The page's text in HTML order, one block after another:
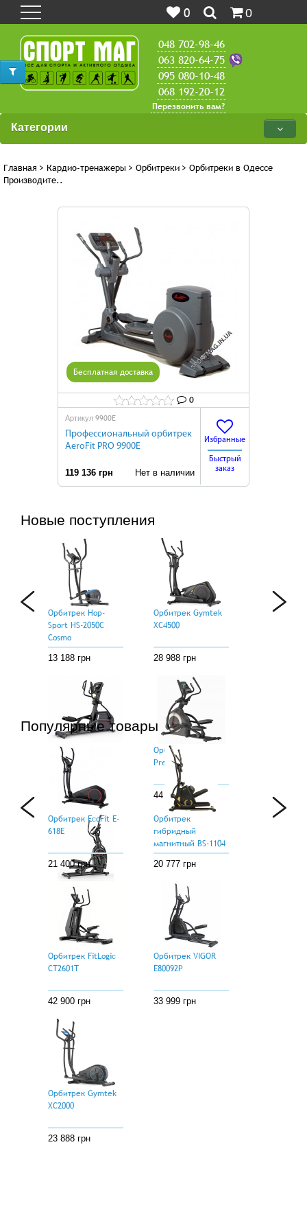
0 0
048 702-98-46
063 820-64-75
095 080-10-48
068 192-20-12
Перезвонить вам?
Категории
Главная > Кардио-тренажеры > Орбитреки > Орбитреки в Одессе
Производите..
0
Бесплатная доставка
Артикул 9900E
Профессиональный орбитрек
AeroFit PRO 9900E
119 136 грн Нет в наличии
Избранные
Быстрый
заказ
Новые поступления
Орбитрек Hop-
Sport HS-2050C
Cosmo
13 188 грн
Орбитрек Gymtek
XC4500
28 988 грн
Орбитрек VIGOR
E17-V2
98 999 грн
Орбитрек VIGOR
Premium V4.0
44 999 грн
Орбитрек Vigor
Skywalk F2P
29 999 грн
Популярные товары
Орбитрек EcoFit E-
618E
21 400 грн
Орбитрек
гибридный
магнитный BS-1104
Tophill
20 777 грн
Орбитрек FitLogic
CT2601T
42 900 грн
Орбитрек VIGOR
E80092P
33 999 грн
Орбитрек Gymtek
XC2000
23 888 грн